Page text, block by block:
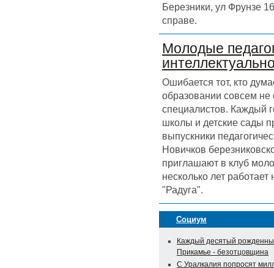
Березники, ул Фрунзе
справе.
Молодые
Ошибается тот, кто
образовании совсем
специалистов. Каждый
школы и детские сады
выпускники
Новичков
приглашают в клуб
несколько лет
"Радуга".
Социум
Каждый десятый
Прикамье - безотцовщина
С Уралкалия попросят